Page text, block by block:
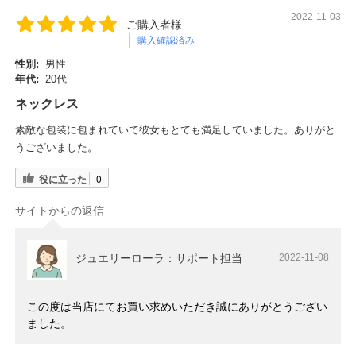
ご購入者様
購入確認済み
2022-11-03
性別:
男性
年代:
20代
ネックレス
素敵な包装に包まれていて彼女もとても満足していました。ありがと
うございました。
役に立った 0
サイトからの返信
ジュエリーローラ：サポート担当 2022-11-08
この度は当店にてお買い求めいただき誠にありがとうござい
ました。